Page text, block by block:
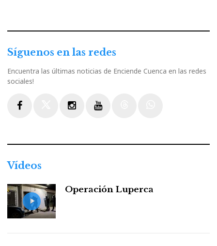
Síguenos en las redes
Encuentra las últimas noticias de Enciende Cuenca en las redes
sociales!
Vídeos
Operación Luperca